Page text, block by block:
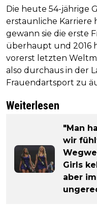
Die heute 54-jährige
erstaunliche Karriere
gewann sie die erste
überhaupt und 2016
vorerst letzten
also durchaus in der
Frauendartsport zu
Weiterlesen
"Man
wir
Girls
aber